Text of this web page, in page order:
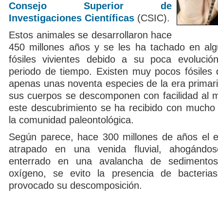
Consejo Superior de
Investigaciones Científicas (CSIC).
Estos animales se desarrollaron hace
450 millones años y se les ha tachado en
fósiles vivientes debido a su poca
periodo de tiempo. Existen muy pocos fósiles
apenas unas noventa especies de la era
sus cuerpos se descomponen con facilidad al
este descubrimiento se ha recibido con
la comunidad paleontológica.
Según parece, hace 300 millones de años el
atrapado en una venida fluvial,
enterrado en una avalancha de
oxígeno, se evito la presencia de
provocado su descomposición.